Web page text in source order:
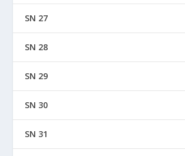
SN 27
SN 28
SN 29
SN 30
SN 31